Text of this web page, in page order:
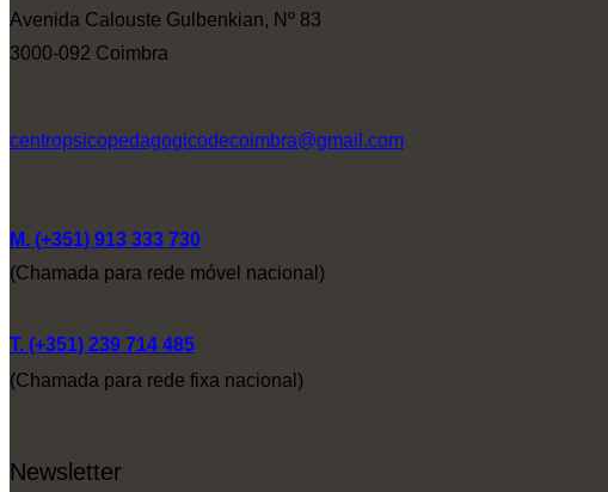
Avenida Calouste Gulbenkian, Nº 83
3000-092 Coimbra
centropsicopedagogicodecoimbra@gmail.com
M. (+351) 913 333 730
(Chamada para rede móvel nacional)
T. (+351) 239 714 485
(Chamada para rede fixa nacional)
Newsletter